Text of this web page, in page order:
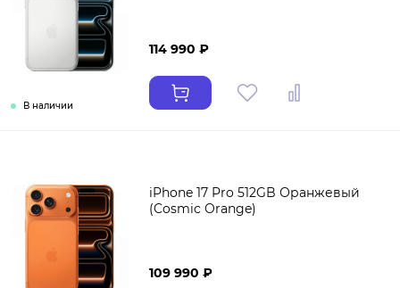
В наличии
114 990 ₽
iPhone 17 Pro 512GB Оранжевый
(Cosmic Orange)
109 990 ₽